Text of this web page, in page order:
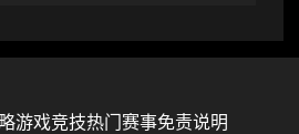
游戏竞技热门赛事免责说明